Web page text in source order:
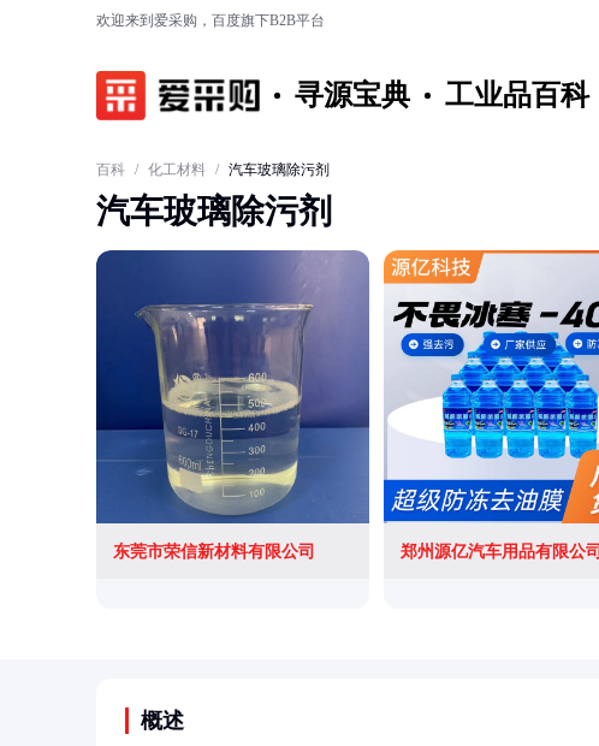
欢迎来到爱采购，百度旗下B2B平台
寻源宝典 工业品百科
百科 / 化工材料 / 汽车玻璃除污剂
汽车玻璃除污剂
东莞市荣信新材料有限公司 郑州源亿汽车用品有限公司
概述